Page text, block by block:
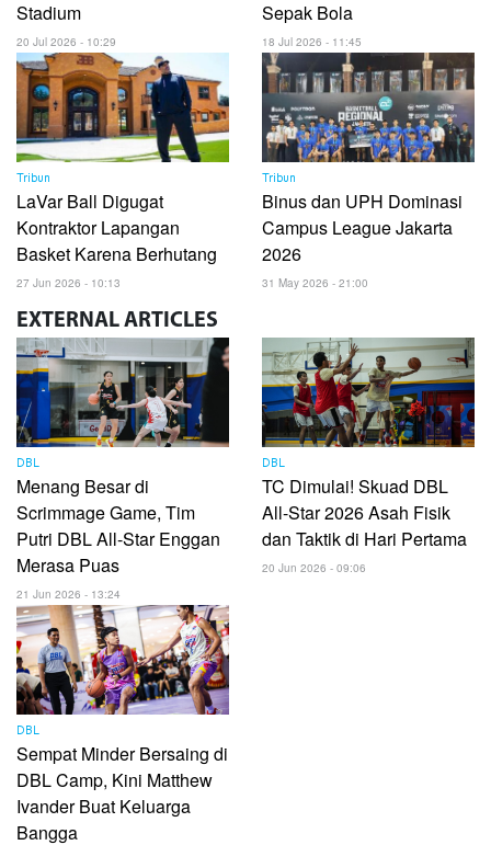
Stadium
20 Jul 2026 - 10:29
Sepak Bola
18 Jul 2026 - 11:45
Tribun
LaVar Ball Digugat
Kontraktor Lapangan
Basket Karena Berhutang
27 Jun 2026 - 10:13
Tribun
Binus dan UPH Dominasi
Campus League Jakarta
2026
31 May 2026 - 21:00
EXTERNAL ARTICLES
DBL
Menang Besar di
Scrimmage Game, Tim
Putri DBL All-Star Enggan
Merasa Puas
21 Jun 2026 - 13:24
DBL
TC Dimulai! Skuad DBL
All-Star 2026 Asah Fisik
dan Taktik di Hari Pertama
20 Jun 2026 - 09:06
DBL
Sempat Minder Bersaing di
DBL Camp, Kini Matthew
Ivander Buat Keluarga
Bangga